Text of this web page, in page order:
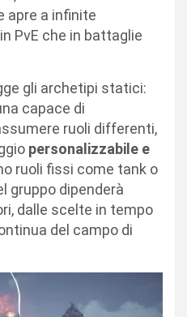
apre a infinite
PvE che in battaglie
gli archetipi statici:
capace di
ruoli differenti,
personalizzabile e
ruoli fissi come tank o
gruppo dipenderà
dalle scelte in tempo
del campo di